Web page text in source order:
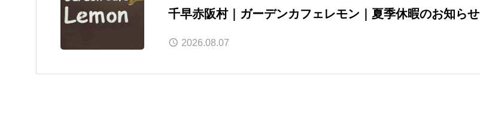
千早赤阪村｜ガーデンカフェレモン｜夏季休暇のお知らせ
2026.08.07